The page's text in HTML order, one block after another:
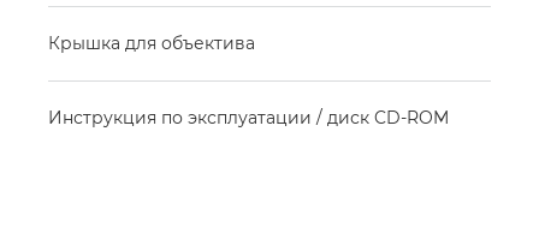
Крышка для объектива
Инструкция по эксплуатации / диск CD-ROM